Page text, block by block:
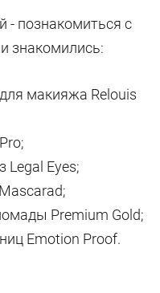
- познакомиться с
знакомились:
макияжа Relouis
Legal Eyes;
Premium Gold;
Emotion Proof.